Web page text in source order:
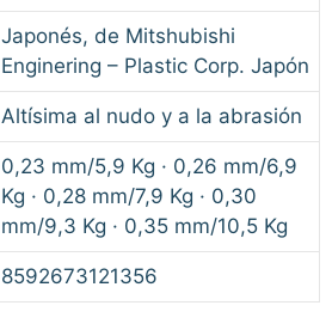
Japonés, de Mitshubishi
Enginering – Plastic Corp. Japón
Altísima al nudo y a la abrasión
0,23 mm/5,9 Kg · 0,26 mm/6,9
Kg · 0,28 mm/7,9 Kg · 0,30
mm/9,3 Kg · 0,35 mm/10,5 Kg
8592673121356